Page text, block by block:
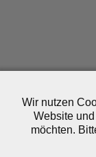
Wir nutzen
Website
möchten.